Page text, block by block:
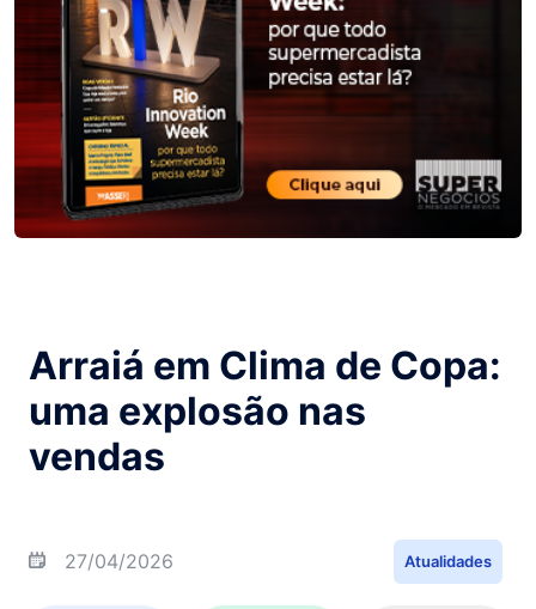
Arraiá em Clima de Copa:
uma explosão nas
vendas
27/04/2026 Atualidades